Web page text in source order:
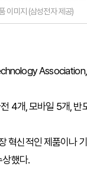
이미지 (삼성전자 제공)
Association,
4개, 모바일 5개,
혁신적인 제품이나
상했다.